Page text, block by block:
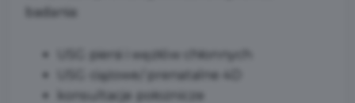
badania:
USG piersi i węzłów chłonnych
USG ciążowe/ prenatalne 4D
konsultacje położnicze